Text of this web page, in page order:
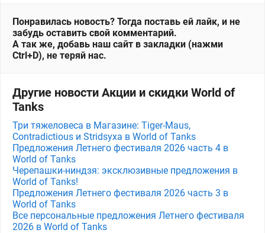
Понравилась новость? Тогда поставь ей лайк, и не
забудь оставить свой комментарий.
А так же, добавь наш сайт в закладки (нажми
Ctrl+D), не теряй нас.
Другие новости Акции и скидки World of
Tanks
Три тяжеловеса в Магазине: Tiger-Maus,
Contradictious и Stridsyxa в World of Tanks
Предложения Летнего фестиваля 2026 часть 4 в
World of Tanks
Черепашки-ниндзя: эксклюзивные предложения в
World of Tanks!
Предложения Летнего фестиваля 2026 часть 3 в
World of Tanks
Все персональные предложения Летнего фестиваля
2026 в World of Tanks